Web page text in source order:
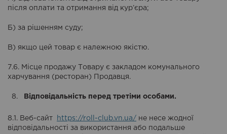
після оплати та отримання від кур’єра;
Б) за рішенням суду;
В) якщо цей товар є належною якістю.
7.6. Місце продажу Товару є закладом комунального
харчування (ресторан) Продавця.
Відповідальність перед третіми особами.
8.1. Веб-сайт https://roll-club.vn.ua/ не несе жодної
відповідальності за використання або подальше